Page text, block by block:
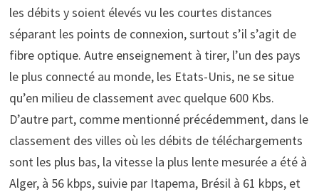
les débits y soient élevés vu les courtes distances
séparant les points de connexion, surtout s’il s’agit de
fibre optique. Autre enseignement à tirer, l’un des pays
le plus connecté au monde, les Etats-Unis, ne se situe
qu’en milieu de classement avec quelque 600 Kbs.
D’autre part, comme mentionné précédemment, dans le
classement des villes où les débits de téléchargements
sont les plus bas, la vitesse la plus lente mesurée a été à
Alger, à 56 kbps, suivie par Itapema, Brésil à 61 kbps, et